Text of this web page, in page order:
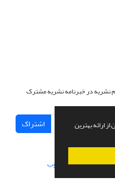
ارائه بهترین
نشریه در خبرنامه نشریه مشترک
اشتراک
و پیاده سازی از سیناوب